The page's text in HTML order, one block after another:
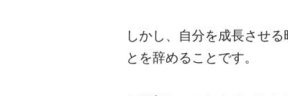
しかし、自分を成長させ
とを辞めることです。